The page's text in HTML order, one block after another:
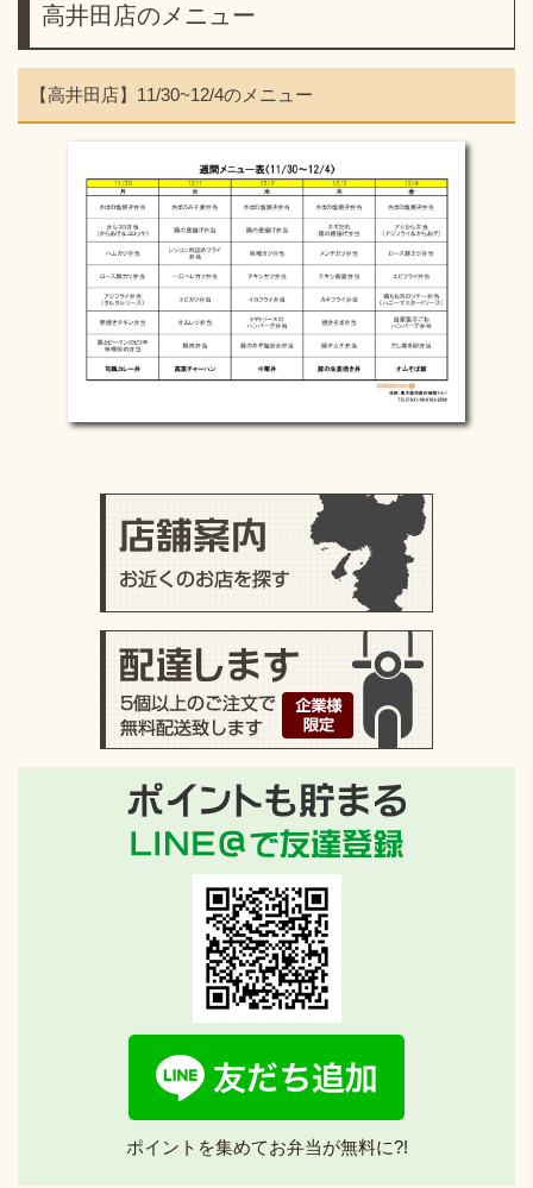
高井田店のメニュー
【高井田店】11/30~12/4のメニュー
ポイントを集めてお弁当が無料に?!